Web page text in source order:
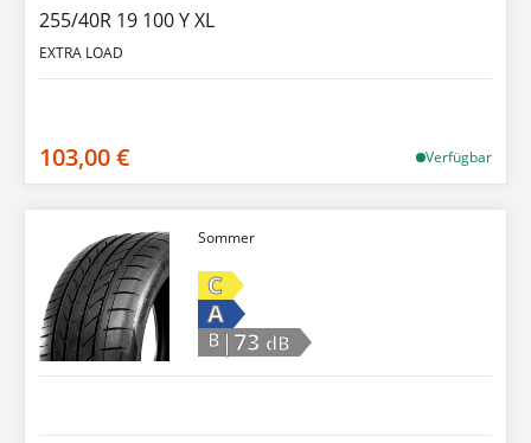
255/40R 19 100 Y XL
EXTRA LOAD
103,00 € Verfügbar
Sommer
C
A
B |73 dB